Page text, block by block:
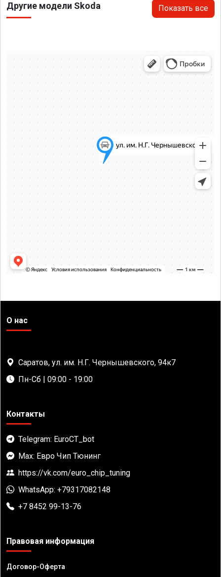
Другие модели Skoda Показать все
О нас
Саратов, ул. им. Н.Г. Чернышевского, 94к7
Пн-Сб | 09:00 - 19:00
Контакты
Telegram: EuroCT_bot
Max: Евро Чип Тюнинг
https://vk.com/euro_chip_tuning
WhatsApp: +79317082148
+7 8452 99-13-76
Правовая информация
Договор-Оферта